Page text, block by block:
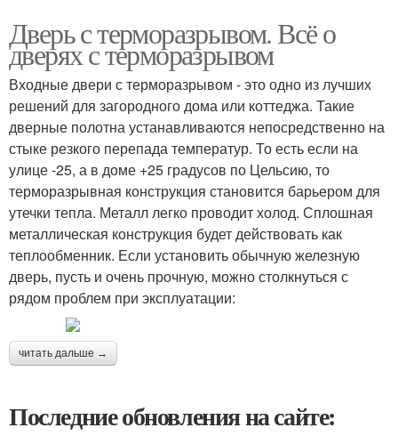
Дверь с терморазрывом. Всё о
дверях с терморазрывом
Входные двери с терморазрывом - это одно из лучших
решений для загородного дома или коттеджа. Такие
дверные полотна устанавливаются непосредственно на
стыке резкого перепада температур. То есть если на
улице -25, а в доме +25 градусов по Цельсию, то
терморазрывная конструкция становится барьером для
утечки тепла. Металл легко проводит холод. Сплошная
металлическая конструкция будет действовать как
теплообменник. Если установить обычную железную
дверь, пусть и очень прочную, можно столкнуться с
рядом проблем при эксплуатации:
читать дальше →
Последние обновления на сайте: